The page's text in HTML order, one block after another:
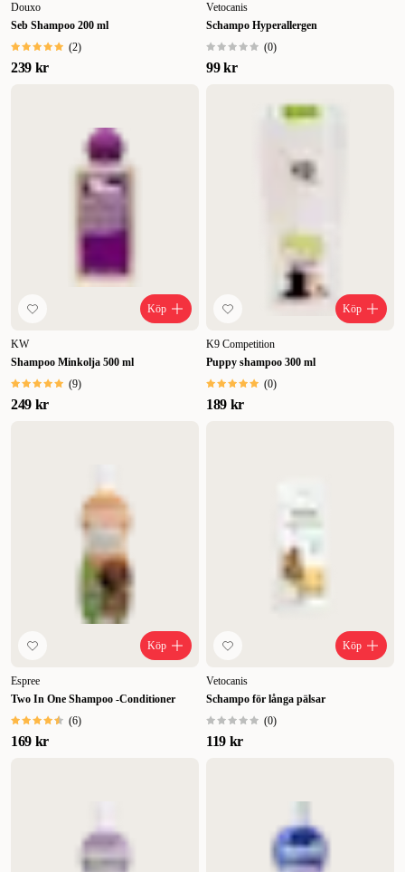
Douxo
Seb Shampoo 200 ml
(2)
239 kr
Vetocanis
Schampo Hyperallergen
(0)
99 kr
Köp
KW
Shampoo Minkolja 500 ml
(9)
249 kr
Köp
K9 Competition
Puppy shampoo 300 ml
(0)
189 kr
Köp
Espree
Two In One Shampoo -Conditioner
(6)
169 kr
Köp
Vetocanis
Schampo för långa pälsar
(0)
119 kr